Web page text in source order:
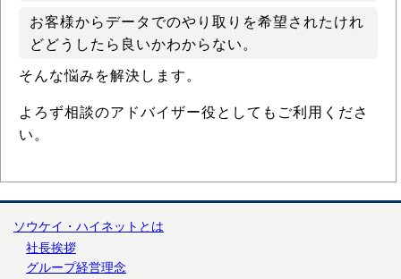
お客様からデータでのやり取りを希望されたけれ
どどうしたら良いかわからない。
そんな悩みを解決します。
よろず相談のアドバイザー役としてもご利用くださ
い。
ソウケイ・ハイネットとは
社長挨拶
グループ経営理念